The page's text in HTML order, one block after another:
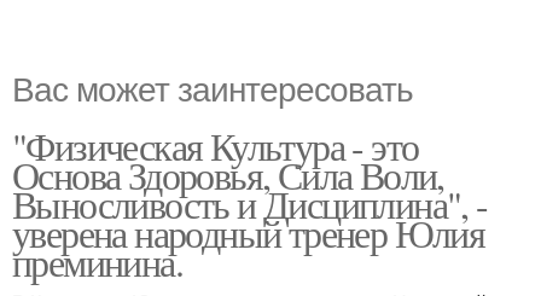
Вас может заинтересовать
"Физическая Культура - это
Основа Здоровья, Сила Воли,
Выносливость и Дисциплина", -
уверена народный тренер Юлия
преминина.